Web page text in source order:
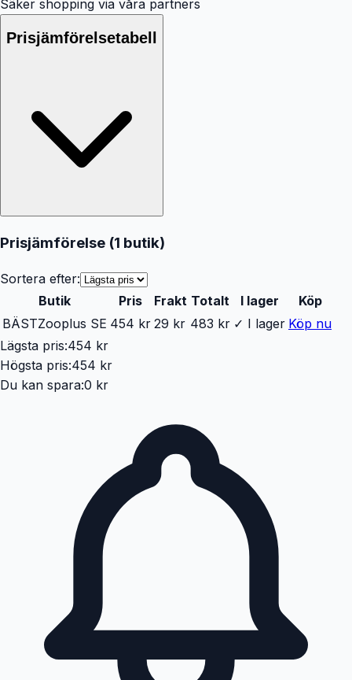
Säker shopping via våra partners
Prisjämförelsetabell
Prisjämförelse (1 butik)
Sortera efter:
Butik
Pris Frakt Totalt I lager
Köp
BÄSTZooplus SE 454 kr 29 kr 483 kr ✓ I lager Köp nu
Lägsta pris:454 kr
Högsta pris:454 kr
Du kan spara:0 kr